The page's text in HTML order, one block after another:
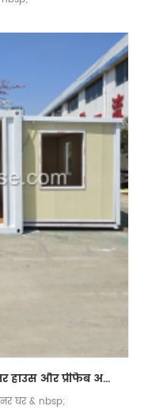
छुट्टियों के घर के लिए विस्तारणीय कंटेनर हाउस और प्रीफैब अपार्टमेंट बिल्डिंग
घर & nbsp;